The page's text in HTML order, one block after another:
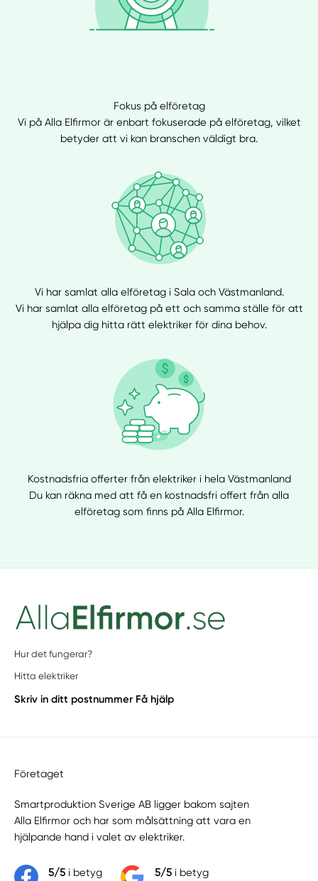
Fokus på elföretag
Vi på Alla Elfirmor är enbart fokuserade på elföretag, vilket
betyder att vi kan branschen väldigt bra.
Vi har samlat alla elföretag i Sala och Västmanland.
Vi har samlat alla elföretag på ett och samma ställe för att
hjälpa dig hitta rätt elektriker för dina behov.
Kostnadsfria offerter från elektriker i hela Västmanland
Du kan räkna med att få en kostnadsfri offert från alla
elföretag som finns på Alla Elfirmor.
Hur det fungerar?
Hitta elektriker
Skriv in ditt postnummer Få hjälp
Företaget
Smartproduktion Sverige AB ligger bakom sajten
Alla Elfirmor och har som målsättning att vara en
hjälpande hand i valet av elektriker.
5/5i betyg 5/5i betyg